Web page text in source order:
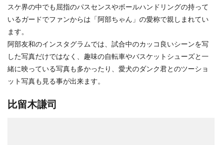
スケ界の中でも屈指のパスセンスやボールハンドリングの持って
いるガードでファンからは「阿部ちゃん」の愛称で親しまれてい
ます。
阿部友和のインスタグラムでは、試合中のカッコ良いシーンを写
した写真だけではなく、趣味の自転車やバスケットシューズと一
緒に映っている写真も多かったり、愛犬のダンク君とのツーショ
ット写真も見る事が出来ます。
比留木謙司